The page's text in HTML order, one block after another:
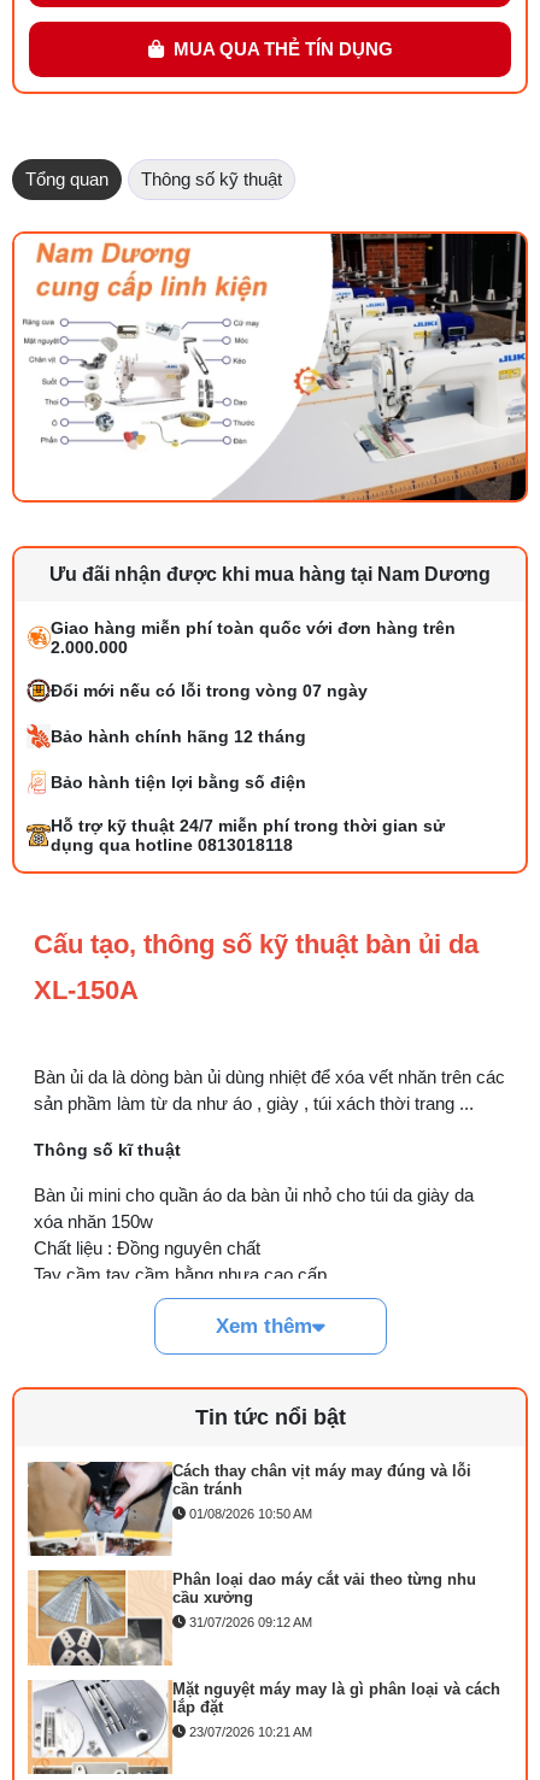
MUA QUA THẺ TÍN DỤNG
Tổng quan Thông số kỹ thuật
Ưu đãi nhận được khi mua hàng tại Nam Dương
Giao hàng miễn phí toàn quốc với đơn hàng trên
2.000.000
Đổi mới nếu có lỗi trong vòng 07 ngày
Bảo hành chính hãng 12 tháng
Bảo hành tiện lợi bằng số điện
Hỗ trợ kỹ thuật 24/7 miễn phí trong thời gian sử
dụng qua hotline 0813018118
Cấu tạo, thông số kỹ thuật bàn ủi da
XL-150A
Bàn ủi da là dòng bàn ủi dùng nhiệt để xóa vết nhăn trên các
sản phầm làm từ da như áo , giày , túi xách thời trang ...
Thông số kĩ thuật
Bàn ủi mini cho quần áo da bàn ủi nhỏ cho túi da giày da
xóa nhăn 150w
Chất liệu : Đồng nguyên chất
Tay cầm tay cầm bằng nhựa cao cấp
Công suất : 150W
Ưu điểm bàn ủi da
Xem thêm
Tin tức nổi bật
Tổng hợp 6 loại kéo cắt vải ngành may
đáng mua
chỉ đúng
17/07/2026 08:20 AM
Quy trình kiểm vải đầu vào và cách tính
05/08/2026 10:52 AM
Cách lắp kim máy vắt sổ đúng chiều tránh
bỏ mũi
03/08/2026 10:22 AM
29/07/2026 09:14 AM
Cách thay chân vịt máy may đúng và lỗi
cần tránh
01/08/2026 10:50 AM
Phân loại dao máy cắt vải theo từng nhu
cầu xưởng
31/07/2026 09:12 AM
Mặt nguyệt máy may là gì phân loại và cách
lắp đặt
23/07/2026 10:21 AM